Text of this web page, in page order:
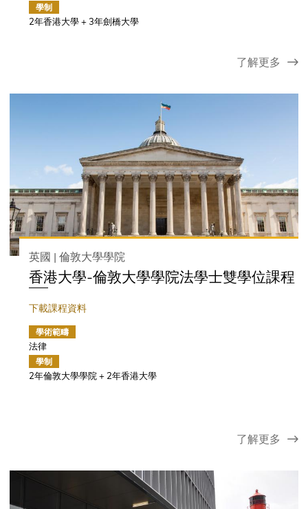
學制
2年香港大學 + 3年劍橋大學
了解更多
英國 | 倫敦大學學院
香港大學-倫敦大學學院法學士雙學位課程
下載課程資料
學術範疇
法律
學制
2年倫敦大學學院 + 2年香港大學
了解更多